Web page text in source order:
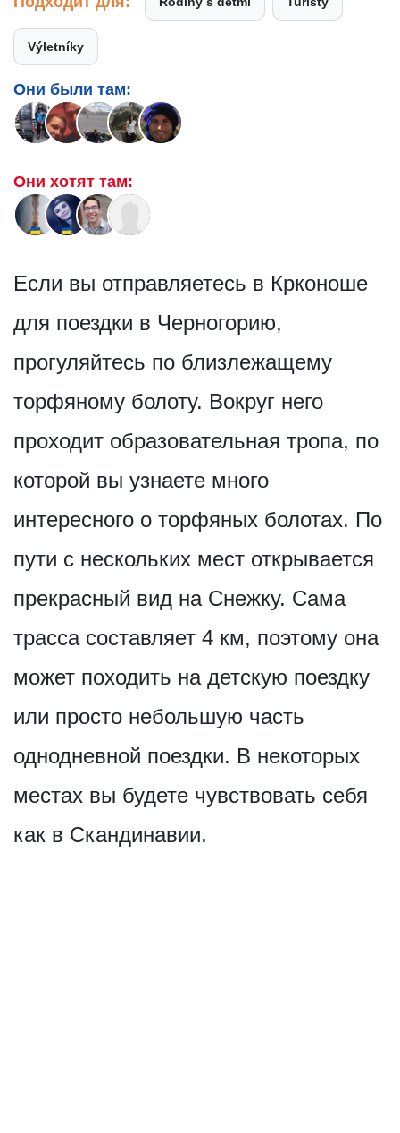
Výletníky
Они были там:
Они хотят там:
Если вы отправляетесь в Крконоше
для поездки в Черногорию,
прогуляйтесь по близлежащему
торфяному болоту. Вокруг него
проходит образовательная тропа, по
которой вы узнаете много
интересного о торфяных болотах. По
пути с нескольких мест открывается
прекрасный вид на Снежку. Сама
трасса составляет 4 км, поэтому она
может походить на детскую поездку
или просто небольшую часть
однодневной поездки. В некоторых
местах вы будете чувствовать себя
как в Скандинавии.